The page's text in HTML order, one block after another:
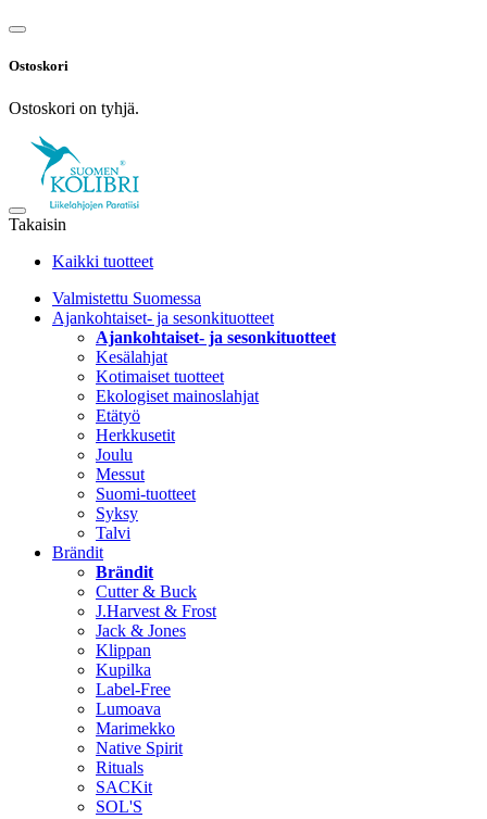
Ostoskori
Ostoskori on tyhjä.
Takaisin
Kaikki tuotteet
Valmistettu Suomessa
Ajankohtaiset- ja sesonkituotteet
Ajankohtaiset- ja sesonkituotteet
Kesälahjat
Kotimaiset tuotteet
Ekologiset mainoslahjat
Etätyö
Herkkusetit
Joulu
Messut
Suomi-tuotteet
Syksy
Talvi
Brändit
Brändit
Cutter & Buck
J.Harvest & Frost
Jack & Jones
Klippan
Kupilka
Label-Free
Lumoava
Marimekko
Native Spirit
Rituals
SACKit
SOL'S